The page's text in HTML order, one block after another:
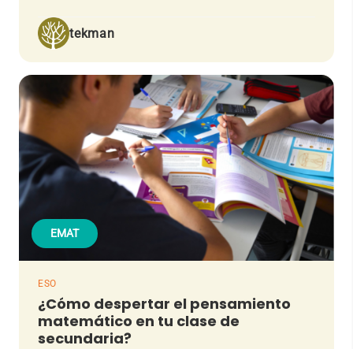
tekman
EMAT
ESO
¿Cómo despertar el pensamiento
matemático en tu clase de
secundaria?